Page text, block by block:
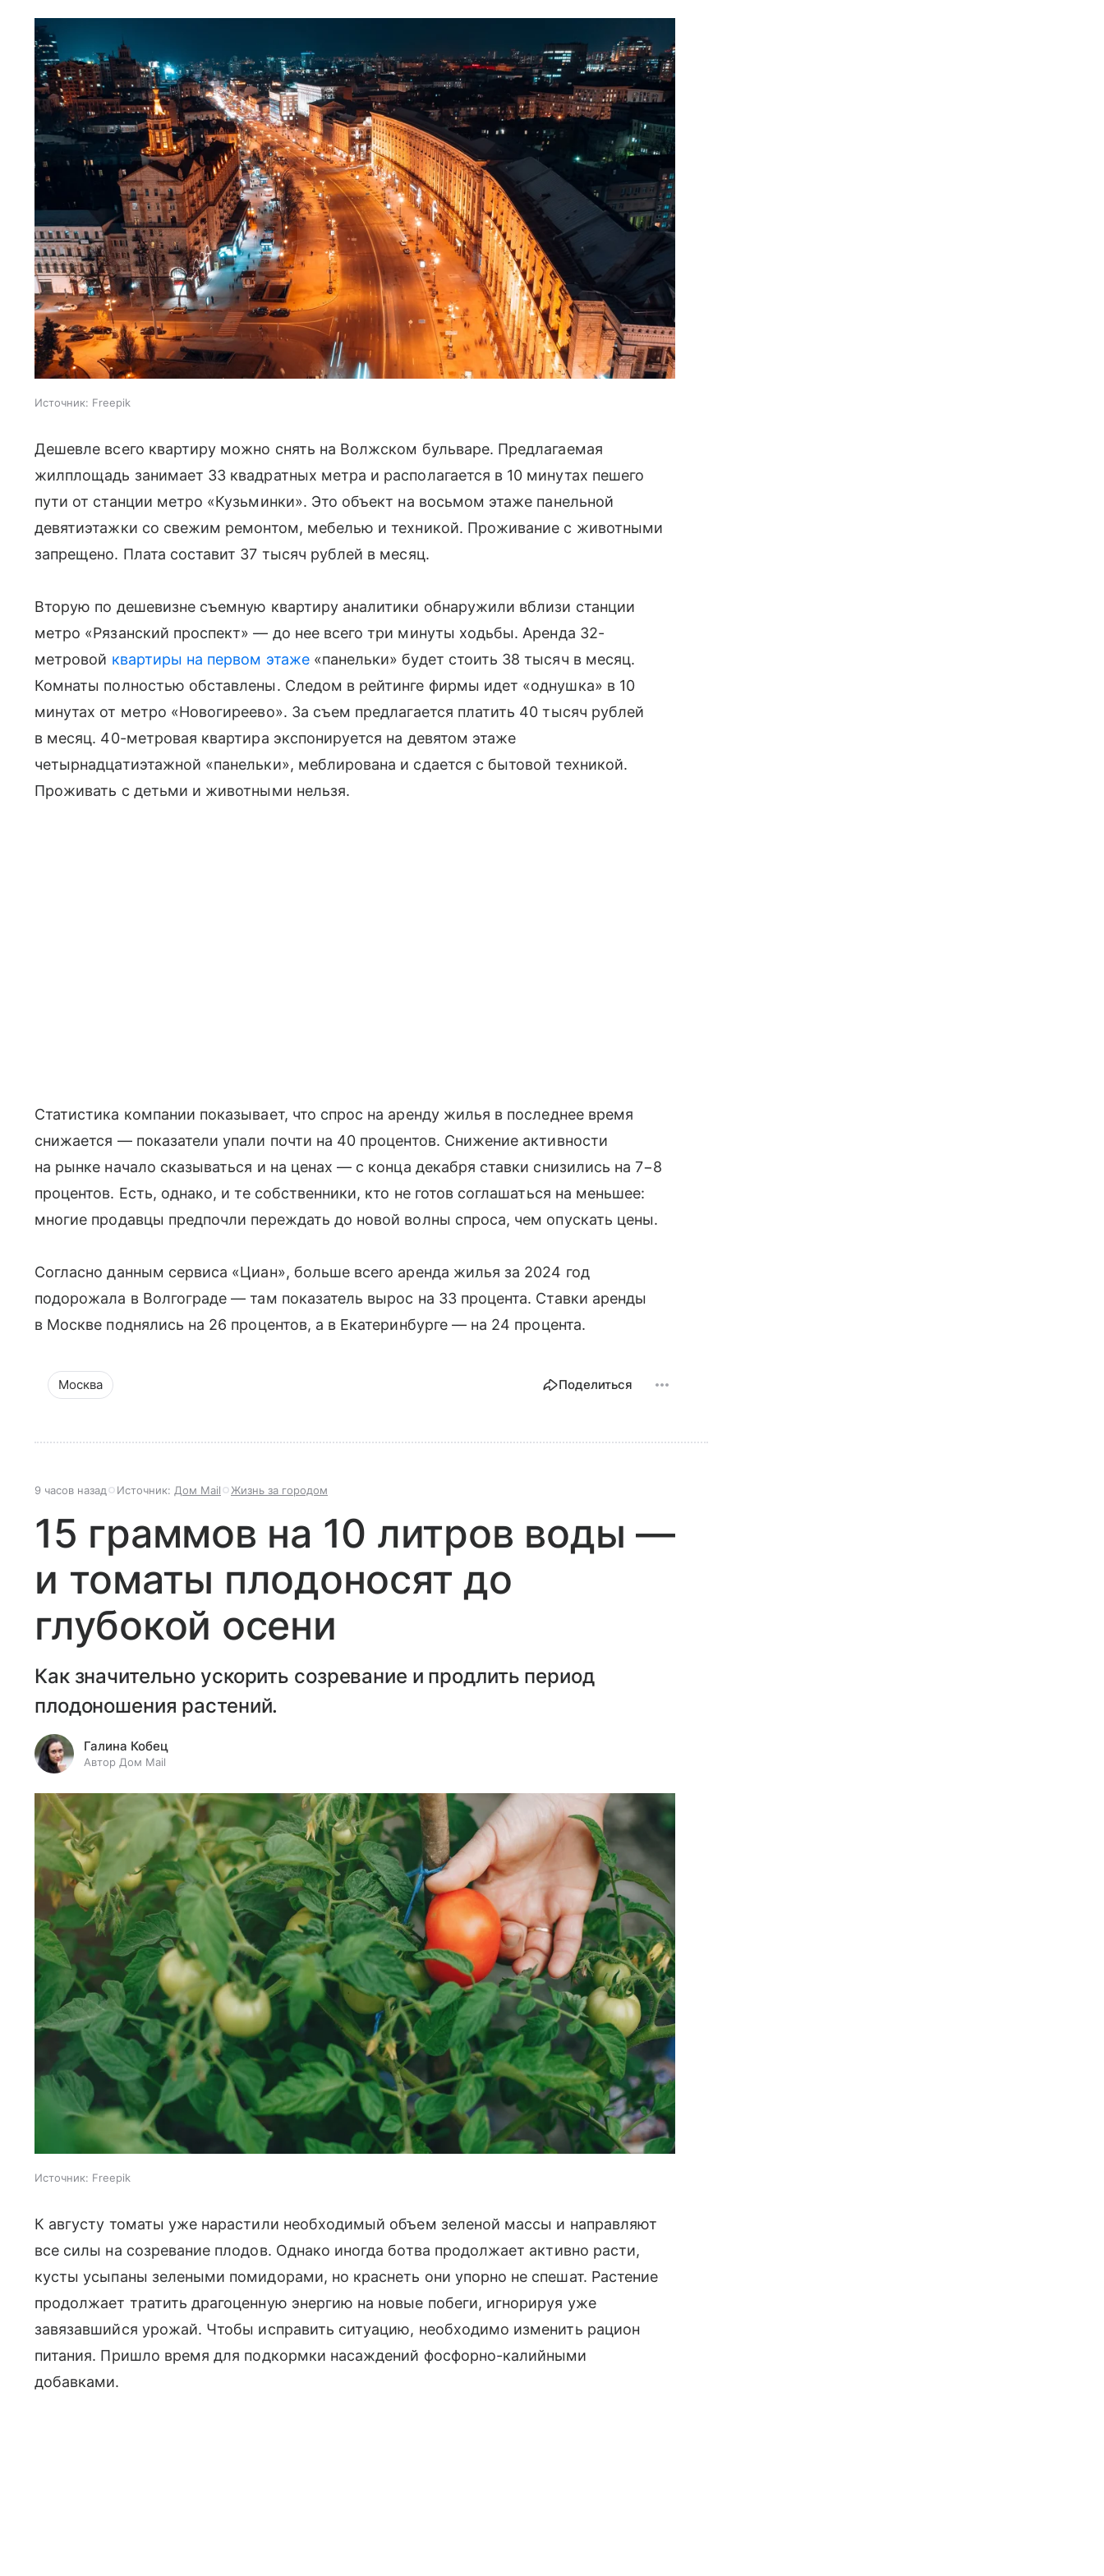
Источник: Freepik
Дешевле всего квартиру можно снять на Волжском бульваре. Предлагаемая
жилплощадь занимает 33 квадратных метра и располагается в 10 минутах пешего
пути от станции метро «Кузьминки». Это объект на восьмом этаже панельной
девятиэтажки со свежим ремонтом, мебелью и техникой. Проживание с животными
запрещено. Плата составит 37 тысяч рублей в месяц.
Вторую по дешевизне съемную квартиру аналитики обнаружили вблизи станции
метро «Рязанский проспект» — до нее всего три минуты ходьбы. Аренда 32-
метровой квартиры на первом этаже«панельки» будет стоить 38 тысяч в месяц.
Комнаты полностью обставлены. Следом в рейтинге фирмы идет «однушка» в 10
минутах от метро «Новогиреево». За съем предлагается платить 40 тысяч рублей
в месяц. 40-метровая квартира экспонируется на девятом этаже
четырнадцатиэтажной «панельки», меблирована и сдается с бытовой техникой.
Проживать с детьми и животными нельзя.
Статистика компании показывает, что спрос на аренду жилья в последнее время
снижается — показатели упали почти на 40 процентов. Снижение активности
на рынке начало сказываться и на ценах — с конца декабря ставки снизились на 7−8
процентов. Есть, однако, и те собственники, кто не готов соглашаться на меньшее:
многие продавцы предпочли переждать до новой волны спроса, чем опускать цены.
Согласно данным сервиса «Циан», больше всего аренда жилья за 2024 год
подорожала в Волгограде — там показатель вырос на 33 процента. Ставки аренды
в Москве поднялись на 26 процентов, а в Екатеринбурге — на 24 процента.
Москва Поделиться
9 часов назад Источник: Дом Mail Жизнь за городом
15 граммов на 10 литров воды —
и томаты плодоносят до
глубокой осени
Как значительно ускорить созревание и продлить период
плодоношения растений.
Галина Кобец
Автор Дом Mail
Источник: Freepik
К августу томаты уже нарастили необходимый объем зеленой массы и направляют
все силы на созревание плодов. Однако иногда ботва продолжает активно расти,
кусты усыпаны зелеными помидорами, но краснеть они упорно не спешат. Растение
продолжает тратить драгоценную энергию на новые побеги, игнорируя уже
завязавшийся урожай. Чтобы исправить ситуацию, необходимо изменить рацион
питания. Пришло время для подкормки насаждений фосфорно-калийными
добавками.